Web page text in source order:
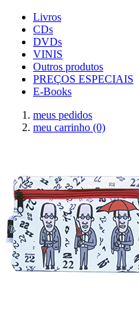
Livros
CDs
DVDs
VINIS
Outros produtos
PREÇOS ESPECIAIS
E-Books
meus pedidos
meu carrinho (0)